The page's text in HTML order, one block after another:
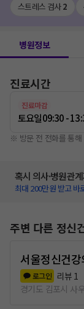
스트레스 검사2
병원정보
진료시간
진료마감
토요일09:30 -
※ 방문 전 전화를 통해
혹시 의사·병원관
최대 200만원 받고 바
주변 다른 정신
서울정신건
로그인 리뷰 1
경기도 김포시 사